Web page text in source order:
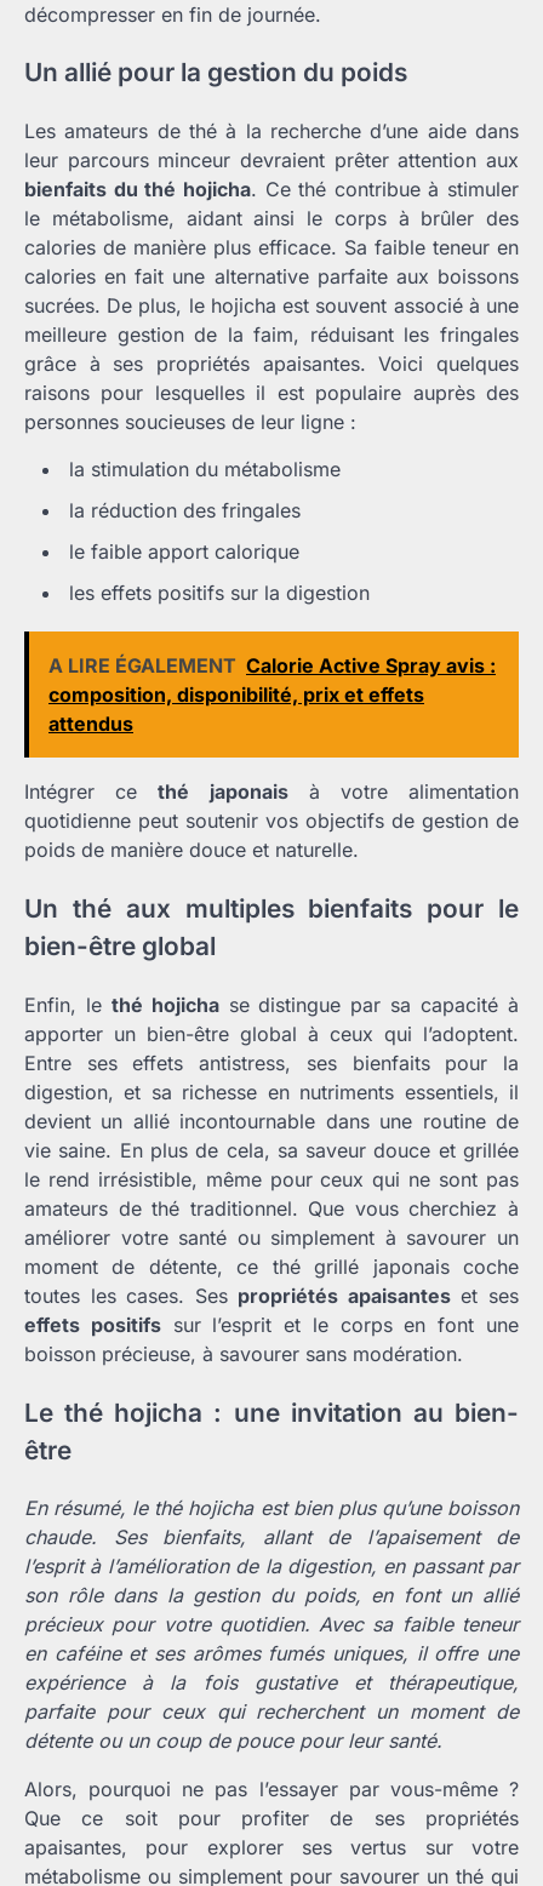
décompresser en fin de journée.
Un allié pour la gestion du poids
Les amateurs de thé à la recherche d’une aide dans
leur parcours minceur devraient prêter attention aux
bienfaits du thé hojicha. Ce thé contribue à stimuler
le métabolisme, aidant ainsi le corps à brûler des
calories de manière plus efficace. Sa faible teneur en
calories en fait une alternative parfaite aux boissons
sucrées. De plus, le hojicha est souvent associé à une
meilleure gestion de la faim, réduisant les fringales
grâce à ses propriétés apaisantes. Voici quelques
raisons pour lesquelles il est populaire auprès des
personnes soucieuses de leur ligne :
la stimulation du métabolisme
la réduction des fringales
le faible apport calorique
les effets positifs sur la digestion
A LIRE ÉGALEMENT Calorie Active Spray avis :
composition, disponibilité, prix et effets
attendus
Intégrer cethé japonaisà votre alimentation
quotidienne peut soutenir vos objectifs de gestion de
poids de manière douce et naturelle.
Un thé aux multiples bienfaits pour le
bien-être global
Enfin, le thé hojichase distingue par sa capacité à
apporter un bien-être global à ceux qui l’adoptent.
Entre ses effets antistress, ses bienfaits pour la
digestion, et sa richesse en nutriments essentiels, il
devient un allié incontournable dans une routine de
vie saine. En plus de cela, sa saveur douce et grillée
le rend irrésistible, même pour ceux qui ne sont pas
amateurs de thé traditionnel. Que vous cherchiez à
améliorer votre santé ou simplement à savourer un
moment de détente, ce thé grillé japonais coche
toutes les cases. Ses propriétés apaisanteset ses
effets positifssur l’esprit et le corps en font une
boisson précieuse, à savourer sans modération.
Le thé hojicha : une invitation au bien-
être
En résumé, le thé hojicha est bien plus qu’une boisson
chaude. Ses bienfaits, allant de l’apaisement de
l’esprit à l’amélioration de la digestion, en passant par
son rôle dans la gestion du poids, en font un allié
précieux pour votre quotidien. Avec sa faible teneur
en caféine et ses arômes fumés uniques, il offre une
expérience à la fois gustative et thérapeutique,
parfaite pour ceux qui recherchent un moment de
détente ou un coup de pouce pour leur santé.
Alors, pourquoi ne pas l’essayer par vous-même ?
Que ce soit pour profiter de ses propriétés
apaisantes, pour explorer ses vertus sur votre
métabolisme ou simplement pour savourer un thé qui